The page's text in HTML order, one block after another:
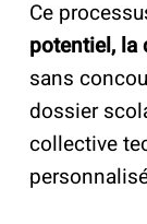
Ce
potentiel, la
sans
dossier
collective